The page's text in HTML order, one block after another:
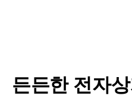
든든한 전자